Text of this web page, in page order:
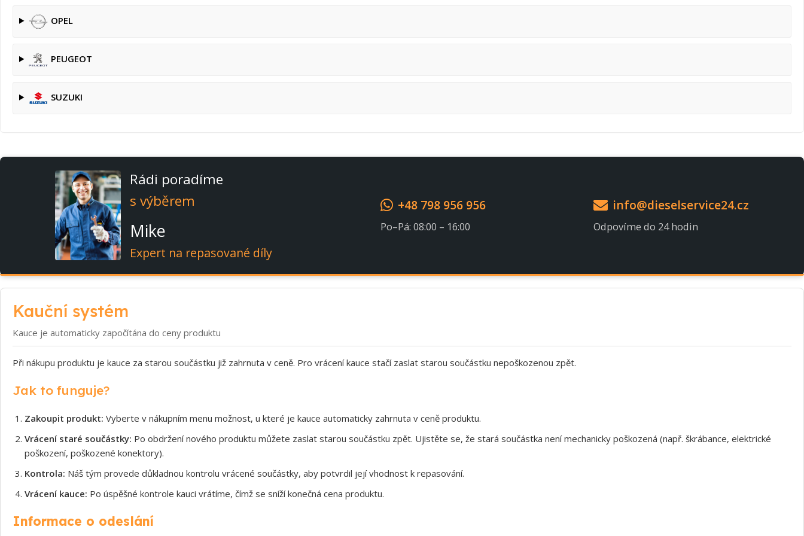
OPEL
PEUGEOT
SUZUKI
Rádi poradíme
s výběrem
Mike
Expert na repasované díly
+48 798 956 956
Po–Pá: 08:00 – 16:00
info@dieselservice24.cz
Odpovíme do 24 hodin
Kauční systém
Kauce je automaticky započítána do ceny produktu
Při nákupu produktu je kauce za starou součástku již zahrnuta v ceně. Pro vrácení kauce stačí zaslat starou součástku nepoškozenou zpět.
Jak to funguje?
Zakoupit produkt: Vyberte v nákupním menu možnost, u které je kauce automaticky zahrnuta v ceně produktu.
Vrácení staré součástky: Po obdržení nového produktu můžete zaslat starou součástku zpět. Ujistěte se, že stará součástka není mechanicky poškozená (např. škrábance, elektrické
poškození, poškozené konektory).
Kontrola: Náš tým provede důkladnou kontrolu vrácené součástky, aby potvrdil její vhodnost k repasování.
Vrácení kauce: Po úspěšné kontrole kauci vrátíme, čímž se sníží konečná cena produktu.
Informace o odeslání